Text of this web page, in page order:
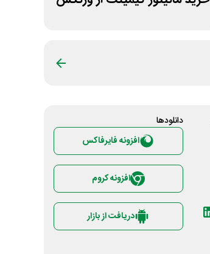
دانلود‌ها
افزونه فایرفاکس
افزونه کروم
دریافت از بازار